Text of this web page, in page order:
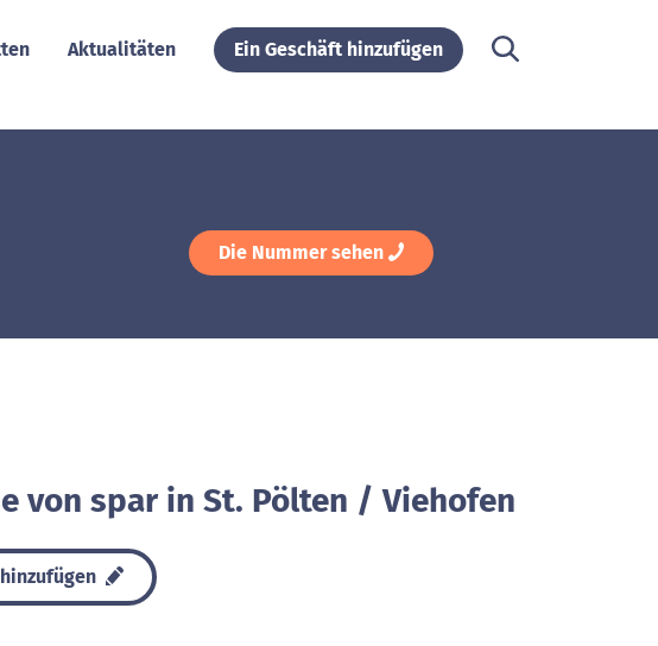
Aktualitäten Ein Geschäft hinzufügen
Die Nummer sehen
von spar in St. Pölten / Viehofen